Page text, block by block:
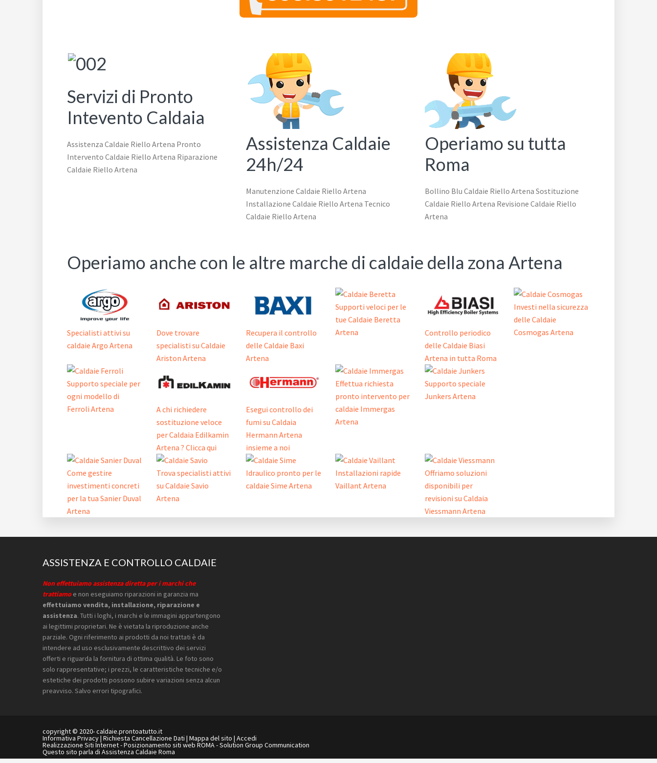
Servizi di Pronto
Intevento Caldaia
Assistenza Caldaie Riello Artena Pronto
Intervento Caldaie Riello Artena Riparazione
Caldaie Riello Artena
Assistenza Caldaie
24h/24
Manutenzione Caldaie Riello Artena
Installazione Caldaie Riello Artena Tecnico
Caldaie Riello Artena
Operiamo su tutta
Roma
Bollino Blu Caldaie Riello Artena Sostituzione
Caldaie Riello Artena Revisione Caldaie Riello
Artena
Operiamo anche con le altre marche di caldaie della zona Artena
Specialisti attivi su
caldaie Argo Artena
Dove trovare
specialisti su Caldaie
Ariston Artena
Recupera il controllo
delle Caldaie Baxi
Artena
Supporti veloci per le
tue Caldaie Beretta
Artena
Controllo periodico
delle Caldaie Biasi
Artena in tutta Roma
Investi nella sicurezza
delle Caldaie
Cosmogas Artena
Supporto speciale per
ogni modello di
Ferroli Artena
A chi richiedere
sostituzione veloce
per Caldaia Edilkamin
Artena ? Clicca qui
Esegui controllo dei
fumi su Caldaia
Hermann Artena
insieme a noi
Effettua richiesta
pronto intervento per
caldaie Immergas
Artena
Supporto speciale
Junkers Artena
Come gestire
investimenti concreti
per la tua Sanier Duval
Artena
Trova specialisti attivi
su Caldaie Savio
Artena
Idraulico pronto per le
caldaie Sime Artena
Installazioni rapide
Vaillant Artena
Offriamo soluzioni
disponibili per
revisioni su Caldaia
Viessmann Artena
FooterASSISTENZA E CONTROLLO CALDAIE
Non effettuiamo assistenza diretta per i marchi che
trattiamoe non eseguiamo riparazioni in garanzia ma
effettuiamo vendita, installazione, riparazione e
assistenza. Tutti i loghi, i marchi e le immagini appartengono
ai legittimi proprietari. Ne è vietata la riproduzione anche
parziale. Ogni riferimento ai prodotti da noi trattati è da
intendere ad uso esclusivamente descrittivo dei servizi
offerti e riguarda la fornitura di ottima qualità. Le foto sono
solo rappresentative; i prezzi, le caratteristiche tecniche e/o
estetiche dei prodotti possono subire variazioni senza alcun
preavviso. Salvo errori tipografici.
copyright © 2020- caldaie.prontoatutto.it
Informativa Privacy| Richiesta Cancellazione Dati | Mappa del sito | Accedi
Realizzazione Siti Internet-Posizionamento siti web ROMA-Solution Group Communication
Questo sito parla di Assistenza Caldaie Roma